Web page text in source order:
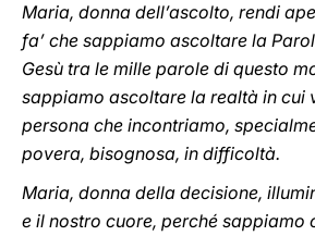
Maria, donna dell’ascolto, rendi
fa’ che sappiamo ascoltare la
Gesù tra le mille parole di questo
sappiamo ascoltare la realtà in cui
persona che incontriamo,
povera, bisognosa, in difficoltà.
Maria, donna della decisione,
e il nostro cuore, perché sappiamo